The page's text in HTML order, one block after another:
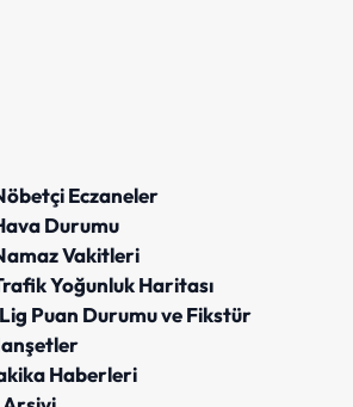
Eczaneler
Durumu
Vakitleri
Yoğunluk Haritası
Puan Durumu ve Fikstür
Haberleri